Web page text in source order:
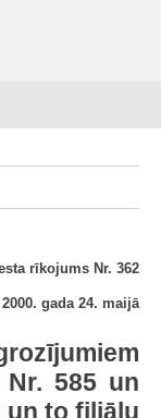
rīkojums Nr. 362
2000. gada 24. maijā
Nr. 585 un
un to filiāļu